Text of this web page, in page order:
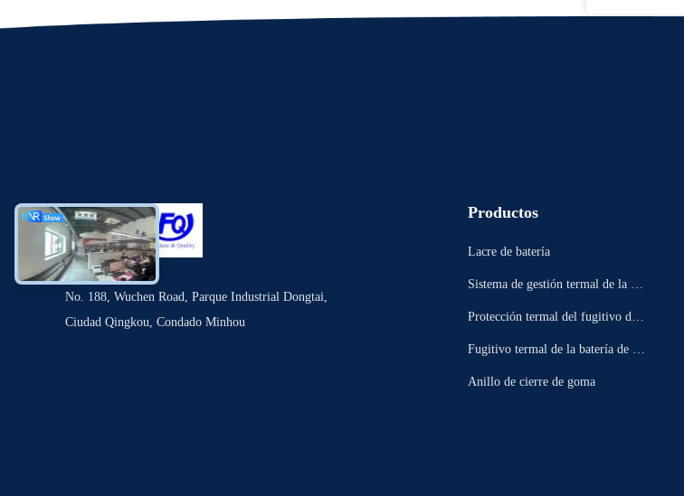
No. 188, Wuchen Road, Parque Industrial Dongtai,
Ciudad Qingkou, Condado Minhou
Productos
Lacre de batería
Sistema de gestión termal de la bat
Protección termal del fugitivo de l
Fugitivo termal de la batería de E
Anillo de cierre de goma